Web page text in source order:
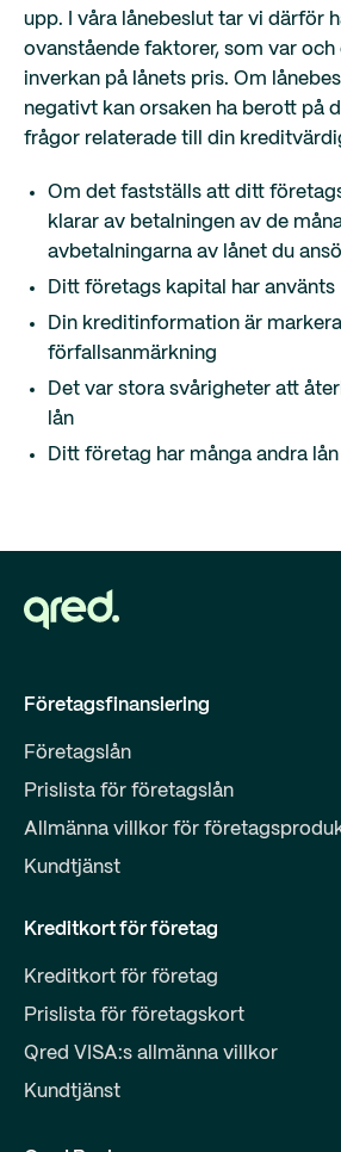
upp. I våra lånebeslut tar vi därför
ovanstående faktorer, som var och
inverkan på lånets pris. Om
negativt kan orsaken ha berott på
frågor relaterade till din
Om det fastställs att ditt
klarar av betalningen av de
avbetalningarna av lånet du
Ditt företags kapital har använts
Din kreditinformation är
förfallsanmärkning
Det var stora svårigheter att
lån
Ditt företag har många andra
Företagsfinansiering
Företagslån
Prislista för företagslån
Allmänna villkor för
Kundtjänst
Kreditkort för företag
Kreditkort för företag
Prislista för företagskort
Qred VISA:s allmänna villkor
Kundtjänst